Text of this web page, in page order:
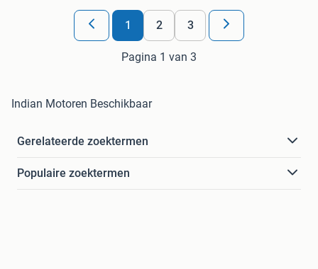
1 2 3
Pagina 1 van 3
Indian Motoren Beschikbaar
Gerelateerde zoektermen
Populaire zoektermen